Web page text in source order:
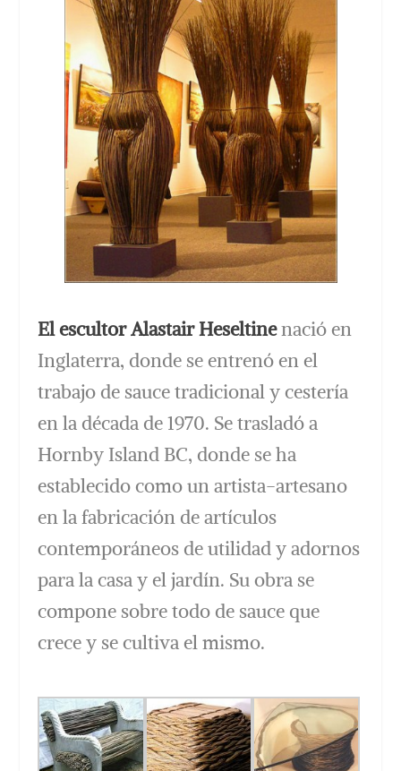
El escultor Alastair Heseltinenació en
Inglaterra, donde se entrenó en el
trabajo de sauce tradicional y cestería
en la década de 1970. Se trasladó a
Hornby Island BC, donde se ha
establecido como un artista-artesano
en la fabricación de artículos
contemporáneos de utilidad y adornos
para la casa y el jardín. Su obra se
compone sobre todo de sauce que
crece y se cultiva el mismo.